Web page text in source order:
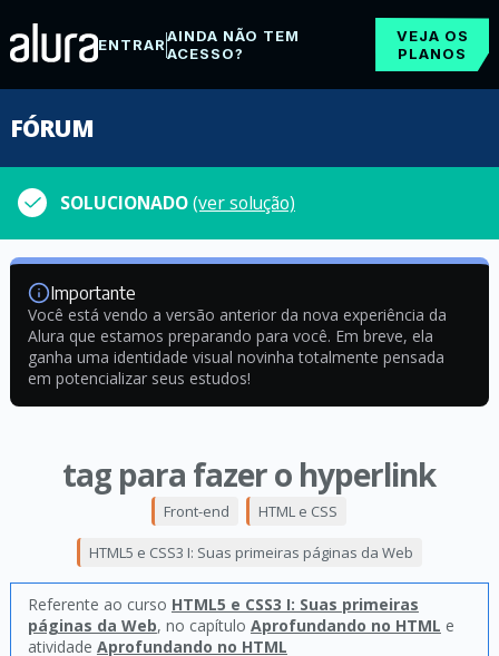
ENTRARAINDA NÃO TEM
ACESSO?
VEJA OS
PLANOS
FÓRUM
SOLUCIONADO(ver solução)
Importante
Você está vendo a versão anterior da nova experiência da
Alura que estamos preparando para você. Em breve, ela
ganha uma identidade visual novinha totalmente pensada
em potencializar seus estudos!
tag para fazer o hyperlink
Front-end HTML e CSS
HTML5 e CSS3 I: Suas primeiras páginas da Web
Referente ao curso HTML5 e CSS3 I: Suas primeiras
páginas da Web, no capítulo Aprofundando no HTML e
atividade Aprofundando no HTML